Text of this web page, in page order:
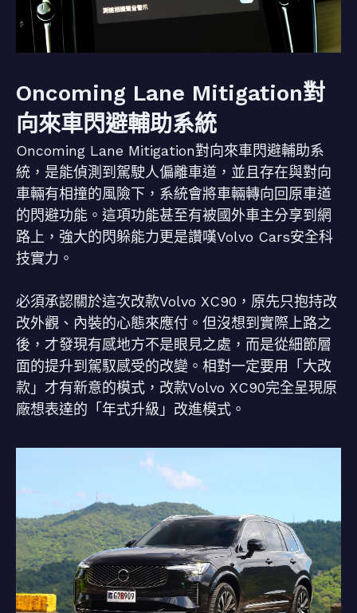
Oncoming Lane Mitigation對
向來車閃避輔助系統
Oncoming Lane Mitigation對向來車閃避輔助系
統，是能偵測到駕駛人偏離車道，並且存在與對向
車輛有相撞的風險下，系統會將車輛轉向回原車道
的閃避功能。這項功能甚至有被國外車主分享到網
路上，強大的閃躲能力更是讚嘆Volvo Cars安全科
技實力。
必須承認關於這次改款Volvo XC90，原先只抱持改
改外觀、內裝的心態來應付。但沒想到實際上路之
後，才發現有感地方不是眼見之處，而是從細節層
面的提升到駕馭感受的改變。相對一定要用「大改
款」才有新意的模式，改款Volvo XC90完全呈現原
廠想表達的「年式升級」改進模式。